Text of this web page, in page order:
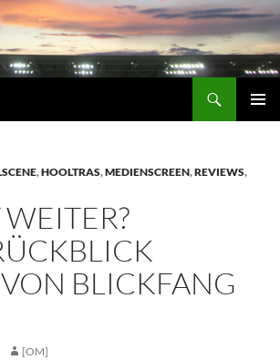
,HOOLTRAS,MEDIENSCREEN,REVIEWS,
BLICKFANG
[OM]